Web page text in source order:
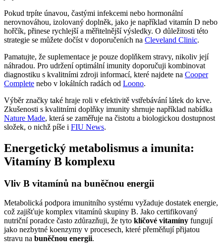
Pokud trpíte únavou, častými infekcemi nebo hormonální
nerovnováhou, izolovaný doplněk, jako je například vitamín D nebo
hořčík, přinese rychlejší a měřitelnější výsledky. O důležitosti této
strategie se můžete dočíst v doporučeních na Cleveland Clinic.
Pamatujte, že suplementace je pouze doplňkem stravy, nikoliv její
náhradou. Pro udržení optimální imunity doporučuji kombinovat
diagnostiku s kvalitními zdroji informací, které najdete na Cooper
Complete nebo v lokálních radách od Loono.
Výběr značky také hraje roli v efektivitě vstřebávání látek do krve.
Zkušenosti s kvalitními doplňky imunity shrnuje například nabídka
Nature Made, která se zaměřuje na čistotu a biologickou dostupnost
složek, o nichž píše i FIU News.
Energetický metabolismus a imunita:
Vitamíny B komplexu
Vliv B vitamínů na buněčnou energii
Metabolická podpora imunitního systému vyžaduje dostatek energie,
což zajišťuje komplex vitamínů skupiny B. Jako certifikovaný
nutriční poradce často zdůrazňuji, že tyto klíčové vitamíny fungují
jako nezbytné koenzymy v procesech, které přeměňují přijatou
stravu na buněčnou energii.